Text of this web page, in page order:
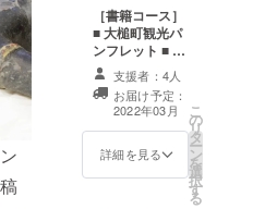
［書籍コース］
■ 大槌町観光パ
ンフレット ■ 仏
像ポストカード
■ 修復報告書 ■
支援者様のお名
前を和紙に書い
て仏像内に納入
※支援時、必ず備
支援者：4人
お届け予定：
2022年03月
詳細を見る
こ
の
リ
タ
ー
ン
を
選
択
す
る